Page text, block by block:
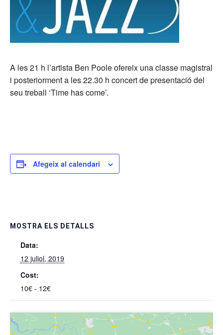
A les 21 h l’artista Ben Poole ofereix una classe magistral
i posteriorment a les 22.30 h concert de presentació del
seu treball ‘Time has come’.
Afegeix al calendari
MOSTRA ELS DETALLS
Data:
12 juliol, 2019
Cost:
10€ - 12€